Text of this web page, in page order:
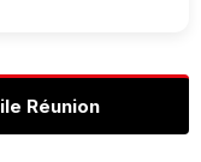
Réunion